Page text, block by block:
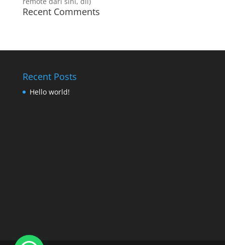
Recent Comments
Recent Posts
Hello world!